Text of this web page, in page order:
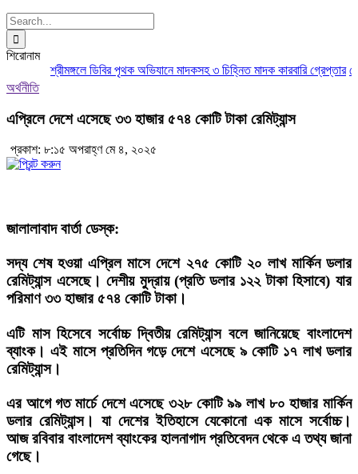
Search
for:
শিরোনাম
শ্রীমঙ্গলে ডিবির পৃথক অভিযানে মাদকসহ ৩ চিহ্নিত মাদক কারবারি গ্রেপ্তার
অর্থনীতি
এপ্রিলে দেশে এসেছে ৩৩ হাজার ৫৭৪ কোটি টাকা রেমিট্যান্স
প্রকাশ: ৮:১৫ অপরাহ্ণ মে ৪, ২০২৫
জালালাবাদ বার্তা ডেস্ক:
সদ্য শেষ হওয়া এপ্রিল মাসে দেশে ২৭৫ কোটি ২০ লাখ মার্কিন ডলার
রেমিট্যান্স এসেছে। দেশীয় মুদ্রায় (প্রতি ডলার ১২২ টাকা হিসাবে) যার
পরিমাণ ৩৩ হাজার ৫৭৪ কোটি টাকা।
এটি মাস হিসেবে সর্বোচ্চ দ্বিতীয় রেমিট্যান্স বলে জানিয়েছে বাংলাদেশ
ব্যাংক। এই মাসে প্রতিদিন গড়ে দেশে এসেছে ৯ কোটি ১৭ লাখ ডলার
রেমিট্যান্স।
এর আগে গত মার্চে দেশে এসেছে ৩২৮ কোটি ৯৯ লাখ ৮০ হাজার মার্কিন
ডলার রেমিট্যান্স। যা দেশের ইতিহাসে যেকোনো এক মাসে সর্বোচ্চ।
আজ রবিবার বাংলাদেশ ব্যাংকের হালনাগাদ প্রতিবেদন থেকে এ তথ্য জানা
গেছে।